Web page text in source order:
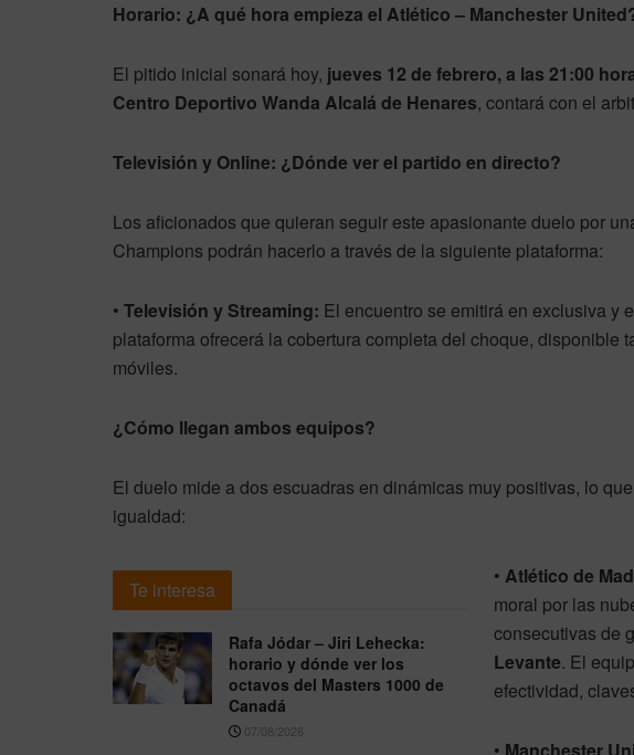
Horario: ¿A qué hora empieza el Atlético – Manchester
El pitido inicial sonará hoy, jueves 12 de febrero, a las 21:00
Centro Deportivo Wanda Alcalá de Henares, contará con el
Televisión y Online: ¿Dónde ver el partido en directo?
Los aficionados que quieran seguir este apasionante duelo por
Champions podrán hacerlo a través de la siguiente plataforma:
• Televisión y Streaming: El encuentro se emitirá en exclusiva y
plataforma ofrecerá la cobertura completa del choque, disponible
móviles.
¿Cómo llegan ambos equipos?
El duelo mide a dos escuadras en dinámicas muy positivas, lo
igualdad:
Te interesa
Rafa Jódar – Jiri Lehecka:
horario y dónde ver los
octavos del Masters 1000 de
Canadá
07/08/2026
• Atlético de
moral por las
consecutivas de
Levante. El
efectividad,